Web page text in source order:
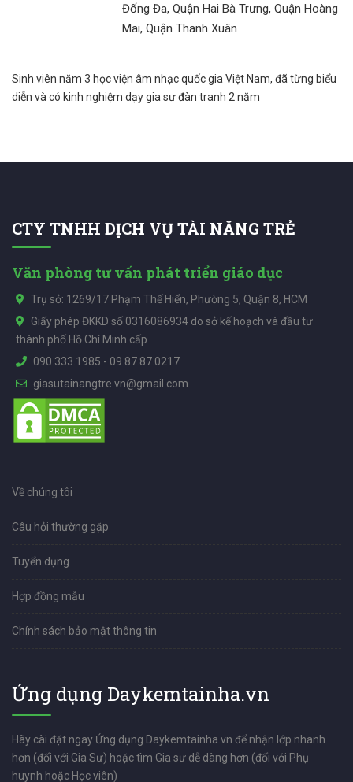
Đống Đa, Quận Hai Bà Trưng, Quận Hoàng
Mai, Quận Thanh Xuân
Sinh viên năm 3 học viện âm nhạc quốc gia Việt Nam, đã từng biểu
diễn và có kinh nghiệm dạy gia sư đàn tranh 2 năm
CTY TNHH DỊCH VỤ TÀI NĂNG TRẺ
Văn phòng tư vấn phát triển giáo dục
Trụ sở: 1269/17 Phạm Thế Hiển, Phường 5, Quận 8, HCM
Giấy phép ĐKKD số 0316086934 do sở kế hoạch và đầu tư
thành phố Hồ Chí Minh cấp
090.333.1985 - 09.87.87.0217
giasutainangtre.vn@gmail.com
Về chúng tôi
Câu hỏi thường gặp
Tuyển dụng
Hợp đồng mẫu
Chính sách bảo mật thông tin
Ứng dụng Daykemtainha.vn
Hãy cài đặt ngay Ứng dụng Daykemtainha.vn để nhận lớp nhanh
hơn (đối với Gia Sư) hoặc tìm Gia sư dễ dàng hơn (đối với Phụ
huynh hoặc Học viên)